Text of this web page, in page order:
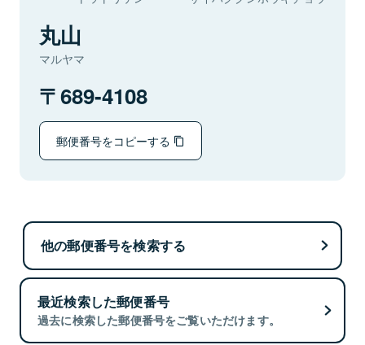
丸山
マルヤマ
689-4108
郵便番号をコピーする
他の郵便番号を検索する
最近検索した郵便番号
過去に検索した郵便番号をご覧いただけます。